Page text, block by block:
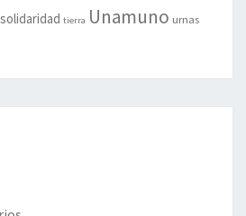
solidaridad tierra Unamuno urnas